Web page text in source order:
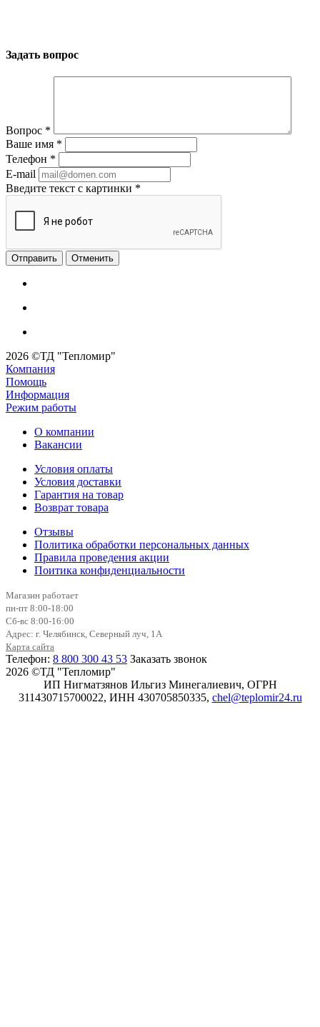
Задать вопрос
Вопрос *
Ваше имя *
Телефон *
E-mail
Введите текст с картинки *
Отменить
2026 ©ТД "Тепломир"
Компания
Помощь
Информация
Режим работы
О компании
Вакансии
Условия оплаты
Условия доставки
Гарантия на товар
Возврат товара
Отзывы
Политика обработки персональных данных
Правила проведения акции
Поитика конфиденциальности
Магазин работает
пн-пт 8:00-18:00
Сб-вс 8:00-16:00
Адрес: г. Челябинск, Северный луч, 1А
Карта сайта
Телефон: 8 800 300 43 53 Заказать звонок
2026 ©ТД "Тепломир"
ИП Нигматзянов Ильгиз Минегалиевич, ОГРН
311430715700022, ИНН 430705850335, chel@teplomir24.ru